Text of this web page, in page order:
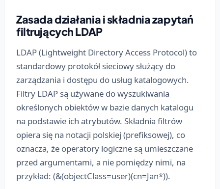
Zasada działania i składnia zapytań
filtrujących LDAP
LDAP (Lightweight Directory Access Protocol) to
standardowy protokół sieciowy służący do
zarządzania i dostępu do usług katalogowych.
Filtry LDAP są używane do wyszukiwania
określonych obiektów w bazie danych katalogu
na podstawie ich atrybutów. Składnia filtrów
opiera się na notacji polskiej (prefiksowej), co
oznacza, że operatory logiczne są umieszczane
przed argumentami, a nie pomiędzy nimi, na
przykład: (&(objectClass=user)(cn=Jan*)).